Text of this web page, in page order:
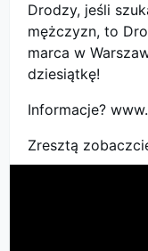
Drodzy, jeśli
mężczyzn, to
marca w
dziesiątkę!
Informacje?
Zresztą